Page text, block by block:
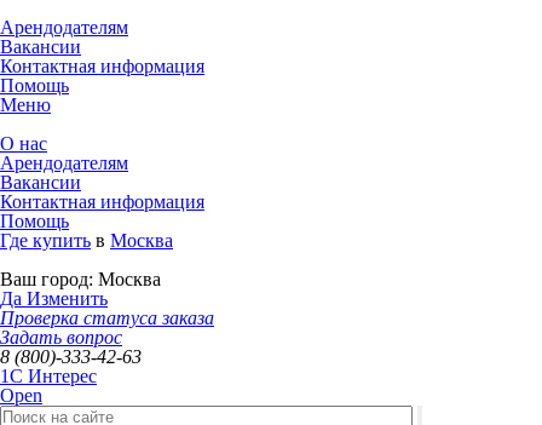
Арендодателям
Вакансии
Контактная информация
Помощь
Меню
О нас
Арендодателям
Вакансии
Контактная информация
Помощь
Где купить в Москва
Ваш город: Москва
Да Изменить
Проверка статуса заказа
Задать вопрос
8 (800)-333-42-63
1C Интерес
Open